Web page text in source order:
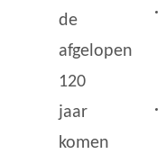
de
afgelopen
120
jaar
komen